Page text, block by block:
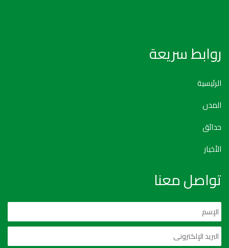
روابط سريعة
الرئيسية
المدن
حدائق
الأخبار
تواصل معنا